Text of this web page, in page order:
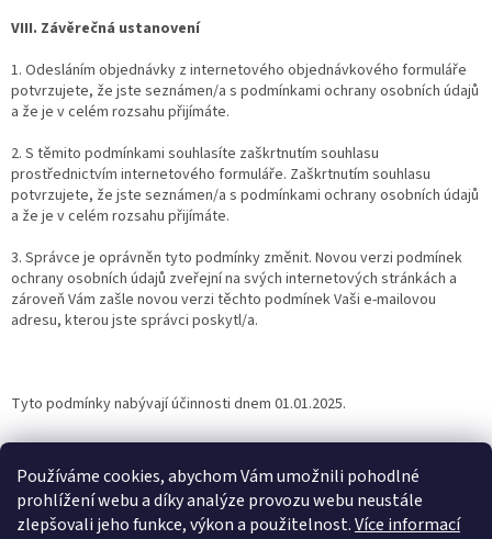
Používáme cookies, abychom Vám umožnili pohodlné
prohlížení webu a díky analýze provozu webu neustále
zlepšovali jeho funkce, výkon a použitelnost.Více informací
VIII. Závěrečná ustanovení
1. Odesláním objednávky z internetového objednávkového formuláře
potvrzujete, že jste seznámen/a s podmínkami ochrany osobních údajů
a že je v celém rozsahu přijímáte.
2. S těmito podmínkami souhlasíte zaškrtnutím souhlasu
prostřednictvím internetového formuláře. Zaškrtnutím souhlasu
potvrzujete, že jste seznámen/a s podmínkami ochrany osobních údajů
a že je v celém rozsahu přijímáte.
3. Správce je oprávněn tyto podmínky změnit. Novou verzi podmínek
ochrany osobních údajů zveřejní na svých internetových stránkách a
zároveň Vám zašle novou verzi těchto podmínek Vaši e-mailovou
adresu, kterou jste správci poskytl/a.
Tyto podmínky nabývají účinnosti dnem 01.01.2025.
Z